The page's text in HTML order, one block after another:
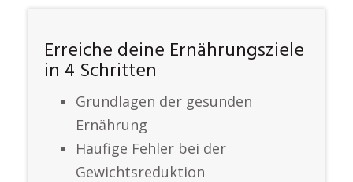
Erreiche deine Ernährungsziele
in 4 Schritten
Grundlagen der gesunden
Ernährung
Häufige Fehler bei der
Gewichtsreduktion